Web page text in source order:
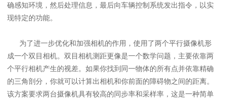
确感知环境，然后处理信息，最后向车辆控制系统发出指令，以实
现特定的功能。
为了进一步优化和加强相机的作用，使用了两个平行摄像机形
成一个双目相机。双目相机测距更像是一个数学问题，主要依靠两
个平行相机产生的视差。如果你找到同一物体的所有点并依靠精确
的三角剖分，你就可以计算出相机和你前面的障碍物之间的距离。
该方案要求两台摄像机具有较高的同步率和采样率，这是一种简单